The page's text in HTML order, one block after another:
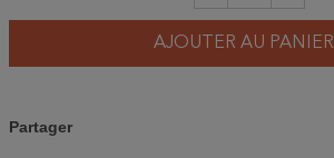
AJOUTER AU PANIER
Partager